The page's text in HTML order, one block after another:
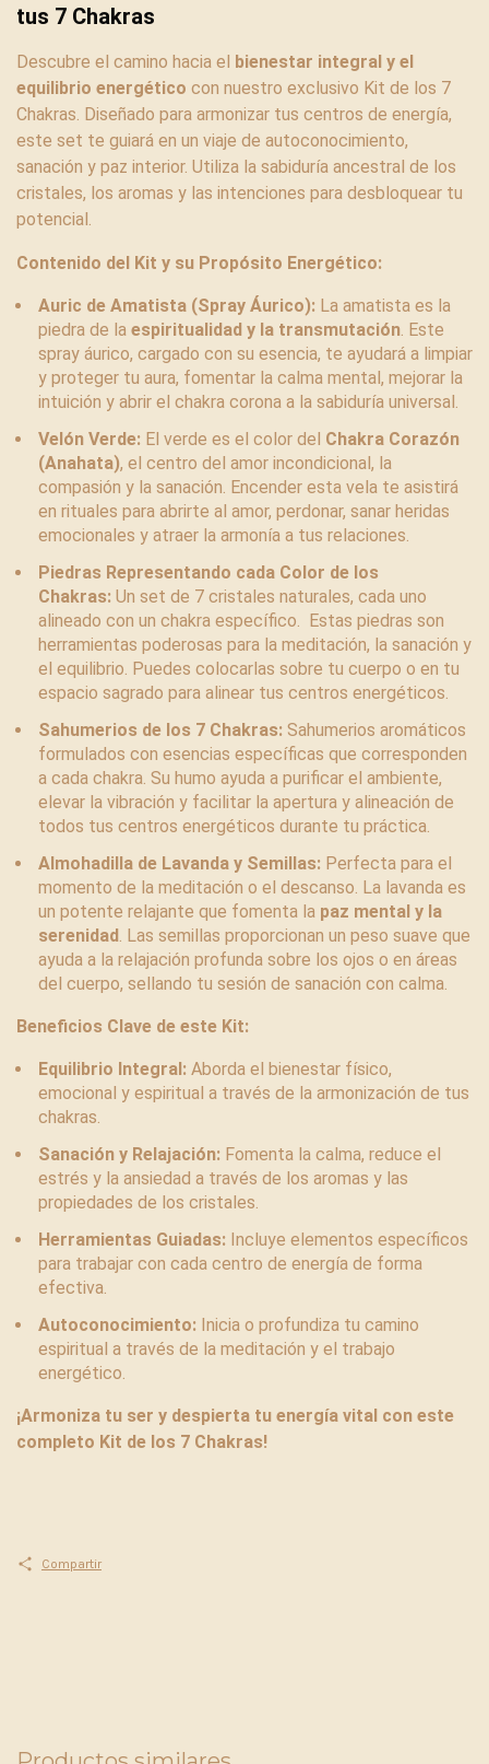
tus 7 Chakras
Descubre el camino hacia el bienestar integral y el
equilibrio energético con nuestro exclusivo Kit de los 7
Chakras. Diseñado para armonizar tus centros de energía,
este set te guiará en un viaje de autoconocimiento,
sanación y paz interior. Utiliza la sabiduría ancestral de los
cristales, los aromas y las intenciones para desbloquear tu
potencial.
Contenido del Kit y su Propósito Energético:
Auric de Amatista (Spray Áurico): La amatista es la
piedra de la espiritualidad y la transmutación. Este
spray áurico, cargado con su esencia, te ayudará a limpiar
y proteger tu aura, fomentar la calma mental, mejorar la
intuición y abrir el chakra corona a la sabiduría universal.
Velón Verde: El verde es el color del Chakra Corazón
(Anahata), el centro del amor incondicional, la
compasión y la sanación. Encender esta vela te asistirá
en rituales para abrirte al amor, perdonar, sanar heridas
emocionales y atraer la armonía a tus relaciones.
Piedras Representando cada Color de los
Chakras: Un set de 7 cristales naturales, cada uno
alineado con un chakra específico. Estas piedras son
herramientas poderosas para la meditación, la sanación y
el equilibrio. Puedes colocarlas sobre tu cuerpo o en tu
espacio sagrado para alinear tus centros energéticos.
Sahumerios de los 7 Chakras: Sahumerios aromáticos
formulados con esencias específicas que corresponden
a cada chakra. Su humo ayuda a purificar el ambiente,
elevar la vibración y facilitar la apertura y alineación de
todos tus centros energéticos durante tu práctica.
Almohadilla de Lavanda y Semillas: Perfecta para el
momento de la meditación o el descanso. La lavanda es
un potente relajante que fomenta la paz mental y la
serenidad. Las semillas proporcionan un peso suave que
ayuda a la relajación profunda sobre los ojos o en áreas
del cuerpo, sellando tu sesión de sanación con calma.
Beneficios Clave de este Kit:
Equilibrio Integral: Aborda el bienestar físico,
emocional y espiritual a través de la armonización de tus
chakras.
Sanación y Relajación: Fomenta la calma, reduce el
estrés y la ansiedad a través de los aromas y las
propiedades de los cristales.
Herramientas Guiadas: Incluye elementos específicos
para trabajar con cada centro de energía de forma
efectiva.
Autoconocimiento: Inicia o profundiza tu camino
espiritual a través de la meditación y el trabajo
energético.
¡Armoniza tu ser y despierta tu energía vital con este
completo Kit de los 7 Chakras!
Compartir